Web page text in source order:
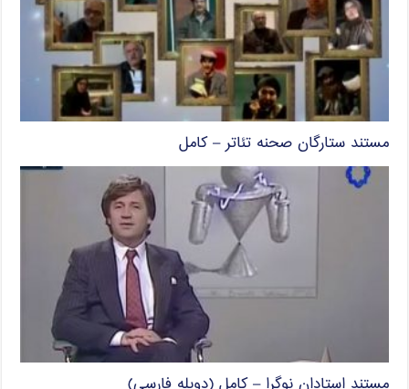
مستند ستارگان صحنه تئاتر – کامل